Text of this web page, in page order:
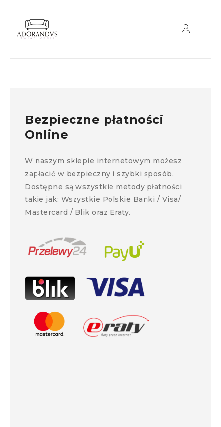
Bezpieczne płatności
Online
W naszym sklepie internetowym możesz
zapłacić w bezpieczny i szybki sposób.
Dostępne są wszystkie metody płatności
takie jak: Wszystkie Polskie Banki / Visa/
Mastercard / Blik oraz Eraty.